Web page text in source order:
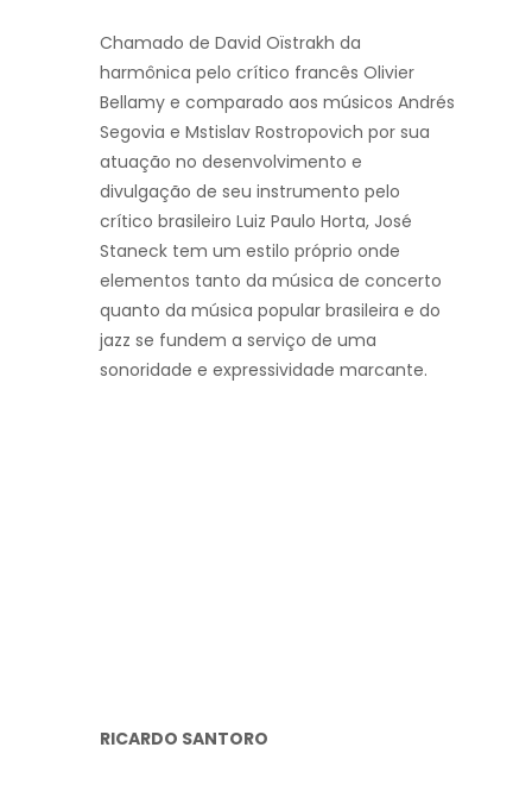
Chamado de David Oïstrakh da
harmônica pelo crítico francês Olivier
Bellamy e comparado aos músicos Andrés
Segovia e Mstislav Rostropovich por sua
atuação no desenvolvimento e
divulgação de seu instrumento pelo
crítico brasileiro Luiz Paulo Horta, José
Staneck tem um estilo próprio onde
elementos tanto da música de concerto
quanto da música popular brasileira e do
jazz se fundem a serviço de uma
sonoridade e expressividade marcante.
RICARDO SANTORO